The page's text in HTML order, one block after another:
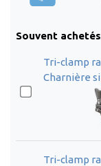
Souvent
Tri-clamp
Charnière
Tri-clamp